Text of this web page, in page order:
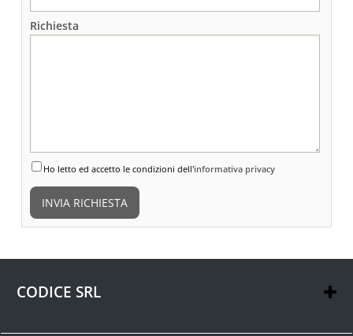
Richiesta
Ho letto ed accetto le condizioni dell'informativa privacy
CODICE SRL